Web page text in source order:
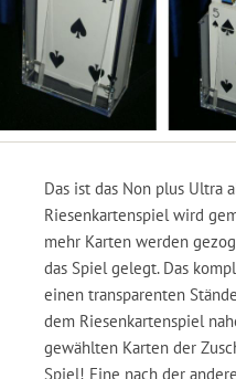
Das ist das Non plus Ultra
Riesenkartenspiel wird
mehr Karten werden
das Spiel gelegt. Das
einen transparenten
dem Riesenkartenspiel
gewählten Karten der
Spiel! Eine nach der